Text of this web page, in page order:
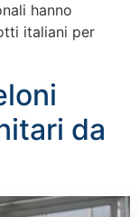
hanno
italiani per
da